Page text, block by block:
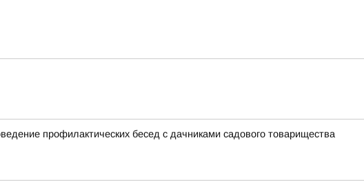
профилактических бесед с дачниками садового товарищества